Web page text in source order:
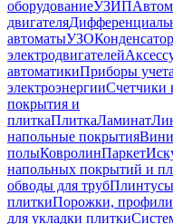
оборудованиеУЗИП
двигателя
автоматыУЗО
электродвигателей
автоматикиПриборы учета
электроэнергииСчетчики
покрытия и
плиткаПлиткаЛаминат
напольные покрытия
полыКовролинПаркет
напольных покрытий и
обводы для трубПлинтусы
плиткиПорожки, профили
для укладки плитки